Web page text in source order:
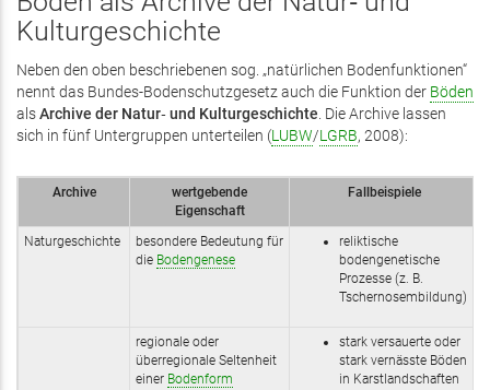
Kulturgeschichte
Neben den oben beschriebenen sog. „natürlichen Bodenfunktionen“
nennt das Bundes-Bodenschutzgesetz auch die Funktion der Böden
alsArchive der Natur‑ und Kulturgeschichte. Die Archive lassen
sich in fünf Untergruppen unterteilen (LUBW/LGRB, 2008):
Archive
wertgebende
Eigenschaft
Fallbeispiele
Naturgeschichte
besondere Bedeutung für
die Bodengenese
reliktische
bodengenetische
Prozesse (z. B.
Tschernosembildung)
regionale oder
überregionale Seltenheit
einer Bodenform
stark versauerte oder
stark vernässte Böden
in Karstlandschaften